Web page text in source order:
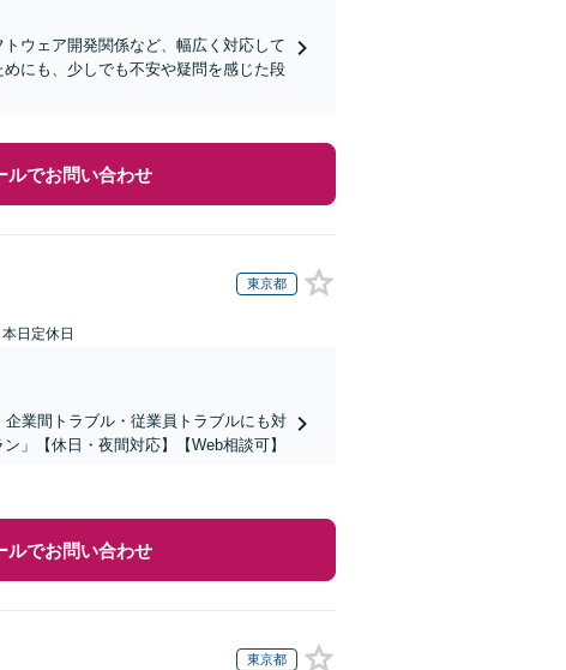
ウェア開発関係など、幅広く対応して
にも、少しでも不安や疑問を感じた段
ルでお問い合わせ
東京都
日定休日
業間トラブル・従業員トラブルにも対
」【休日・夜間対応】【Web相談可】
ルでお問い合わせ
東京都